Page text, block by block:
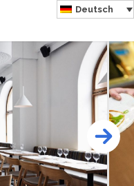
Deutsch